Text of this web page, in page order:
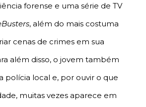
forense e uma série de TV
, além do mais costuma
cenas de crimes em sua
além disso, o jovem também
polícia local e, por ouvir o que
muitas vezes aparece em